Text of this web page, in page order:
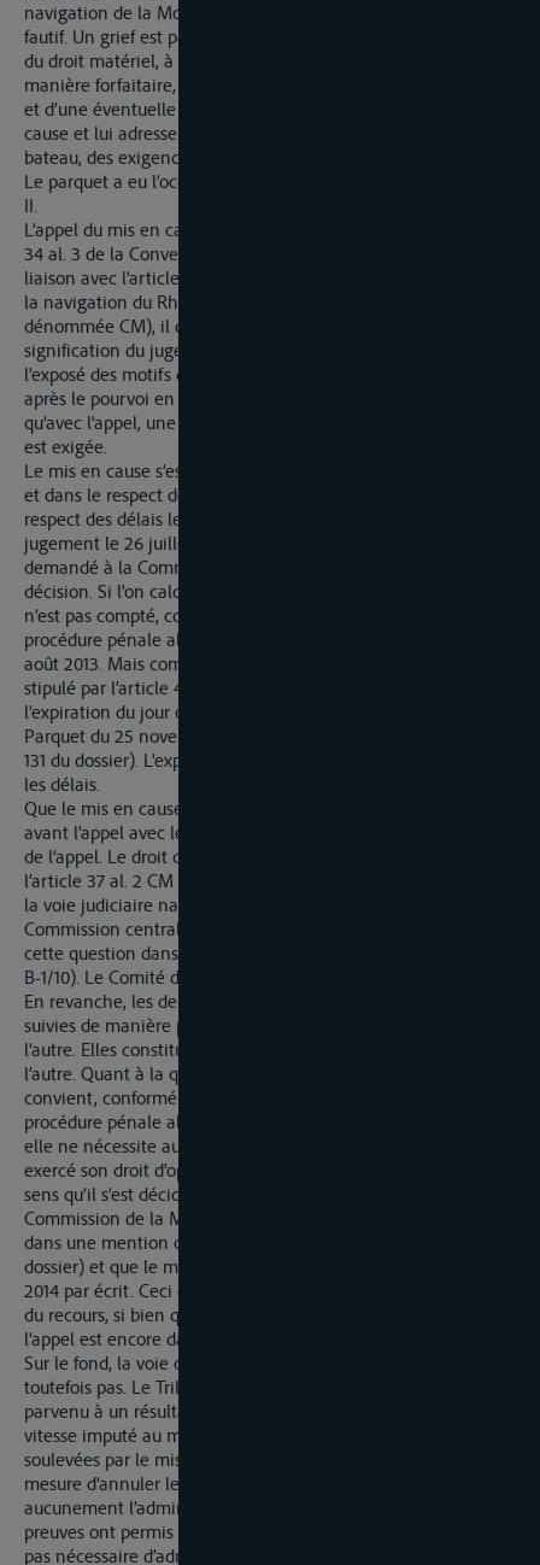
navigation de la Moselle n’a pas élucidé la question, ce qui est
fautif. Un grief est par ailleurs soulevé concernant la violation
du droit matériel, à savoir que le tribunal aurait statué de
manière forfaitaire, dans le cadre de la considération de torts
et d’une éventuelle intention, sur le manquement du mis en
cause et lui adresserait, à lui en tant que conducteur de
bateau, des exigences exagérées.
Le parquet a eu l’occasion de se prononcer sur la question.
II.
L’appel du mis en cause est admissible. Aux termes de l’article
34 al. 3 de la Convention (ciaprès dénommée Convention) en
liaison avec l’article 37 al. 2, 3 de la Convention révisée pour
la navigation du Rhin (Convention de Mannheim, ci-après
dénommée CM), il doit être fait appel 30 jours après la
signification du jugement auprès du tribunal qui a statué et
l’exposé des motifs doit être réalisé dans un délai de 30 jours
après le pourvoi en appel. Il convient de noter expressément
qu’avec l’appel, une décision de la Commission de la Moselle
est exigée.
Le mis en cause s’est pourvu en appel en bonne et due forme
et dans le respect des délais. L’appel est parvenu dans le
respect des délais le 26 août 2013 après signification du
jugement le 26 juillet 2013, avec la remarque expresse qu’il est
demandé à la Commission de la Moselle de rendre une
décision. Si l’on calcule au jour près – le jour de la signification
n’est pas compté, conformément à l’article 42 StPO [Code de
procédure pénale allemand] – le 30e jour tombait certes le 25
août 2013. Mais comme ce jour était un dimanche, comme
stipulé par l’article 43 al. 2 StPO, le délai arrivait à échéance à
l’expiration du jour ouvré suivant, ainsi qu’une mention du
Parquet du 25 novembre 2013 l’a justement constaté (feuillet
131 du dossier). L’exposé des motifs est lui aussi parvenu dans
les délais.
Que le mis en cause ait saisi le Tribunal national supérieur
avant l’appel avec le recours ne s’oppose pas à l’admissibilité
de l’appel. Le droit d’option du mis en cause en vertu de
l’article 37 al. 2 CM n’est pas perdu du fait qu’il ait d’abord suivi
la voie judiciaire nationale. La Chambre des Appels de la
Commission centrale pour la navigation du Rhin a déjà clarifié
cette question dans son jugement rendu le 16 avril 2010 (455
B-1/10). Le Comité d’Appel adhère à cet avis.
En revanche, les deux voies de recours ne peuvent pas être
suivies de manière parallèle et indépendamment l’une de
l’autre. Elles constituent une alternative l’une par rapport à
l’autre. Quant à la question de savoir si dans le cas présent, il
convient, conformément à l’article 335 al. 3 du code de
procédure pénale allemand, d’accorder la priorité à l’appel,
elle ne nécessite aucune explication. Le mis en cause a
exercé son droit d’option entre deux voies de recours en ce
sens qu’il s’est décidé en faveur de l’appel devant la
Commission de la Moselle, ainsi que le parquet l’a constaté
dans une mention du 25 novembre 2013 (feuillet 131 du
dossier) et que le mis en cause l’a confirmé le 10 novembre
2014 par écrit. Ceci doit être considéré comme étant un retrait
du recours, si bien que seule la voie de recours (plus vaste) de
l’appel est encore dans l’attente d’une décision.
Sur le fond, la voie de recours du mis en cause n’aboutit
toutefois pas. Le Tribunal de la Navigation de la Moselle est
parvenu à un résultat fondé en droit, à savoir que l’excès de
vitesse imputé au mis en cause est prouvé. Les objections
soulevées par le mis en cause dans son appel ne sont pas en
mesure d’annuler les constats réalisés et ne justifient
aucunement l’administration de preuves supplémentaires. Les
preuves ont permis d’élucider suffisamment les faits. Il n’est
pas nécessaire d’administrer davantage de preuves pour